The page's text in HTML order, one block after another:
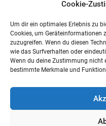
Cookie-
Um dir ein optimales Erlebnis zu
Cookies, um Geräteinformationen
zuzugreifen. Wenn du diesen
wie das Surfverhalten oder
Wenn du deine Zustimmung nicht
bestimmte Merkmale und